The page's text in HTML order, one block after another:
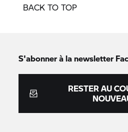
BACK TO TOP
S'abonner à la newsletter
RESTER AU